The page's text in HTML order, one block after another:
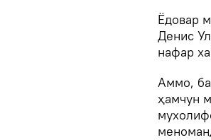
Ёдовар
Денис
нафар
Аммо, ба
ҳамчун